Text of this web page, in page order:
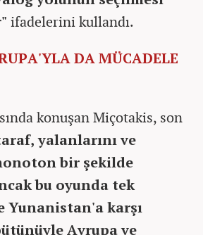
ifadelerini kullandı.
DA MÜCADELE
konuşan Miçotakis, son
yalanlarını ve
bir şekilde
bu oyunda tek
Yunanistan'a karşı
Avrupa ve